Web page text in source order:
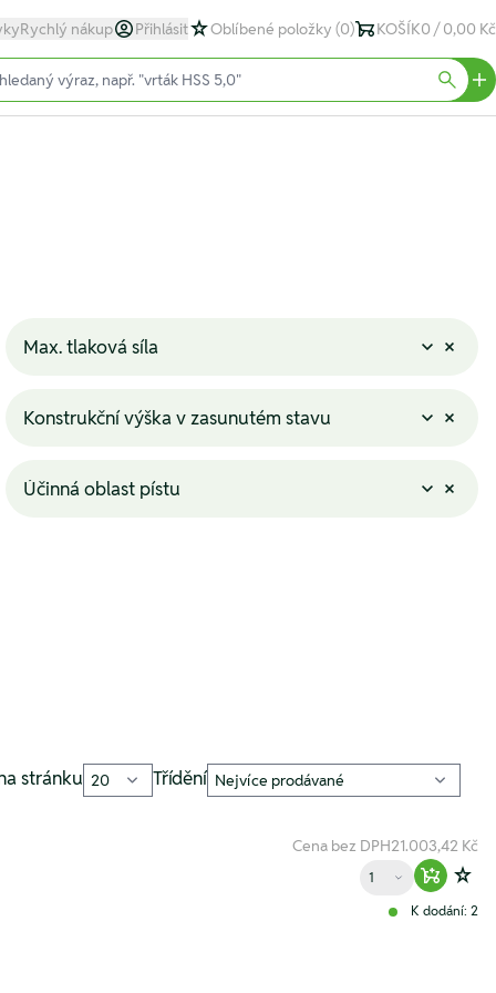
Rychlý nákup Přihlásit Oblíbené položky (0) KOŠÍK0 / 0,00 Kč
Max. tlaková síla
Konstrukční výška v zasunutém stavu
Účinná oblast pístu
stránku Třídění
Cena bez DPH21.003,42 Kč
Množství
Zur
K dodání: 2